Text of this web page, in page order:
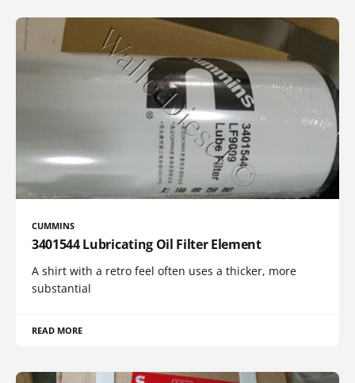
CUMMINS
3401544 Lubricating Oil Filter Element
A shirt with a retro feel often uses a thicker, more
substantial
READ MORE